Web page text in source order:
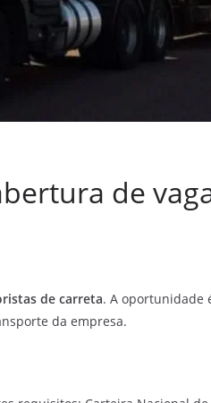
de
de carreta. A oportunidade
da empresa.